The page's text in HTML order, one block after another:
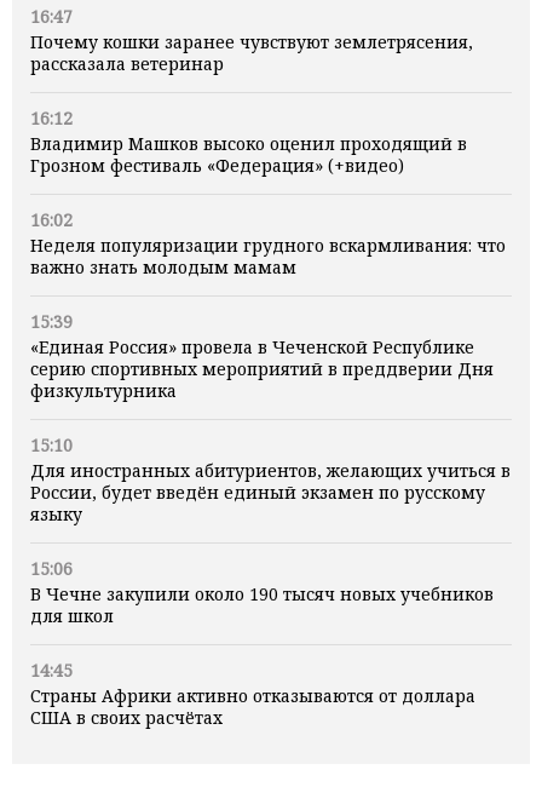
16:47
Почему кошки заранее чувствуют землетрясения,
рассказала ветеринар
16:12
Владимир Машков высоко оценил проходящий в
Грозном фестиваль «Федерация» (+видео)
16:02
Неделя популяризации грудного вскармливания: что
важно знать молодым мамам
15:39
«Единая Россия» провела в Чеченской Республике
серию спортивных мероприятий в преддверии Дня
физкультурника
15:10
Для иностранных абитуриентов, желающих учиться в
России, будет введён единый экзамен по русскому
языку
15:06
В Чечне закупили около 190 тысяч новых учебников
для школ
14:45
Страны Африки активно отказываются от доллара
США в своих расчётах